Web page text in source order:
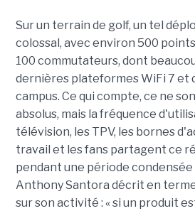
Sur un terrain de golf, un tel
colossal, avec environ 500
100 commutateurs, dont
dernières plateformes WiFi 7 et
campus. Ce qui compte, ce ne
absolus, mais la fréquence
télévision, les TPV, les bornes
travail et les fans partagent ce
pendant une période condensée
Anthony Santora décrit en
sur son activité : « si un produit